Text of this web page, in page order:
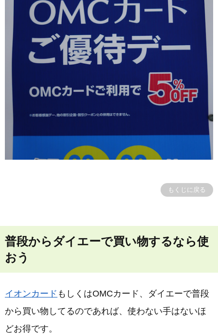
もくじに戻る
普段からダイエーで買い物するなら使
おう
イオンカード もしくはOMCカード、ダイエーで普段
から買い物してるのであれば、使わない手はないほ
どお得です。